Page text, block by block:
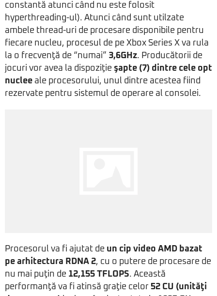
constantă atunci când nu este folosit
hyperthreading-ul). Atunci când sunt utilzate
ambele thread-uri de procesare disponibile pentru
fiecare nucleu, procesul de pe Xbox Series X va rula
la o frecvenţă de “numai” 3,6GHz. Producătorii de
jocuri vor avea la dispoziţie şapte (7) dintre cele opt
nuclee ale procesorului, unul dintre acestea fiind
rezervate pentru sistemul de operare al consolei.
Procesorul va fi ajutat de un cip video AMD bazat
pe arhitectura RDNA 2, cu o putere de procesare de
nu mai puţin de 12,155 TFLOPS. Această
performanţă va fi atinsă graţie celor 52 CU (unităţi